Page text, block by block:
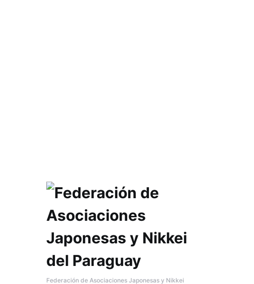
Federación de Asociaciones Japonesas y Nikkei